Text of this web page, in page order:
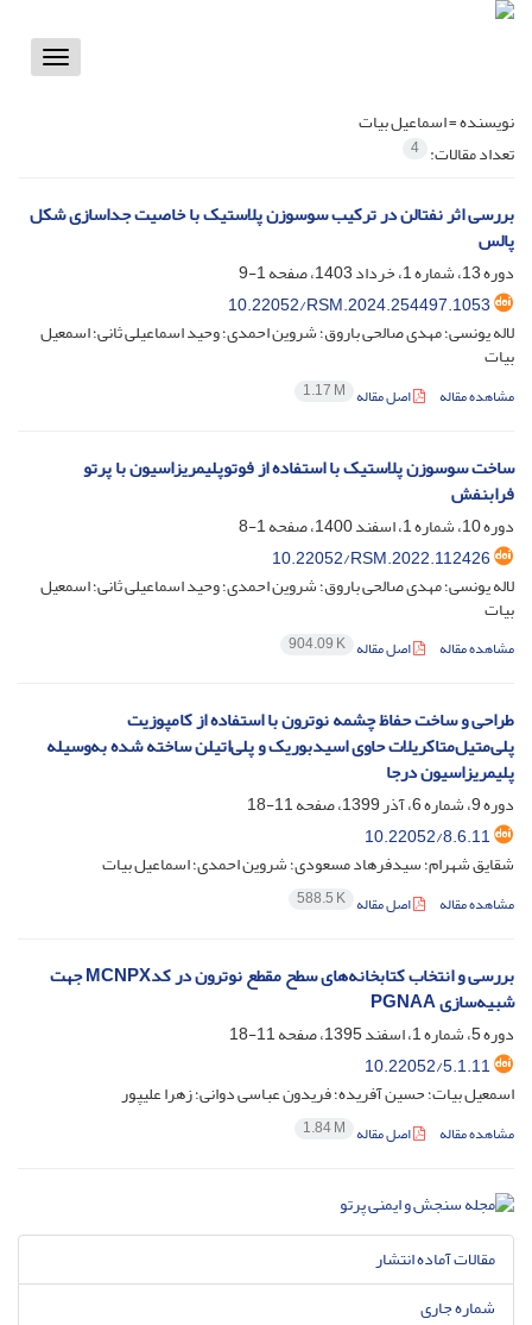
Toggle
نویسنده =اسماعیل بیات
تعداد مقالات: 4
بررسی اثر نفتالن در ترکیب سوسوزن‌ پلاستیک با خاصیت جداسازی شکل
پالس
دوره 13، شماره 1، خرداد 1403، صفحه
1-9
10.22052/RSM.2024.254497.1053
لاله یونسی؛ مهدی صالحی باروق؛ شروین احمدی؛ وحید اسماعیلی ثانی؛ اسمعیل
بیات
مشاهده مقاله اصل مقاله 1.17 M
ساخت سوسوزن پلاستیک با استفاده از فوتوپلیمریزاسیون با پرتو
فرابنفش
دوره 10، شماره 1، اسفند 1400، صفحه
1-8
10.22052/RSM.2022.112426
لاله یونسی؛ مهدی صالحی باروق؛ شروین احمدی؛ وحید اسماعیلی ثانی؛ اسمعیل
بیات
مشاهده مقاله اصل مقاله 904.09 K
طراحی و ساخت حفاظ چشمه نوترون با استفاده از کامپوزیت
پلی‌متیل‌متاکریلات حاوی اسیدبوریک و پلی‌اتیلن ساخته شده به‌وسیله
پلیمریزاسیون درجا
دوره 9، شماره 6، آذر 1399، صفحه
11-18
10.22052/8.6.11
شقایق شهرام؛ سیدفرهاد مسعودی؛ شروین احمدی؛ اسماعیل بیات
مشاهده مقاله اصل مقاله 588.5 K
بررسی و انتخاب کتابخانه‌های سطح مقطع نوترون در کدMCNPX جهت
شبیه‌سازی PGNAA
دوره 5، شماره 1، اسفند 1395، صفحه
11-18
10.22052/5.1.11
اسمعیل بیات؛ حسین آفریده؛ فریدون عباسی دوانی؛ زهرا علیپور
مشاهده مقاله اصل مقاله 1.84 M
مقالات آماده انتشار
شماره جاری